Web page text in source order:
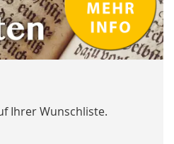
Ihrer Wunschliste.